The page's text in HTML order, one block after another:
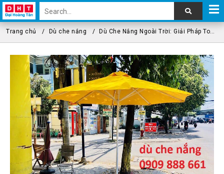
Trang chủ Dù che nắng Dù Che Nắng Ngoài Trời: Giải Pháp Toàn Diện Cho Không Gian Của Bạn